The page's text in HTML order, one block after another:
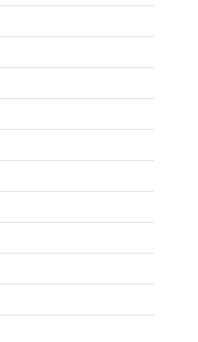
Vergleichsschießen